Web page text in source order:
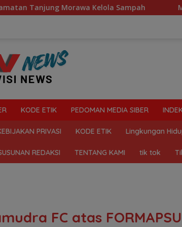
Kelola Sampah Mahasiswa Desak
KODE ETIK PEDOMAN MEDIA SIBER
PRIVASI KODE ETIK Lingkungan
REDAKSI TENTANG KAMI tik tok
FC atas FORMAPSU